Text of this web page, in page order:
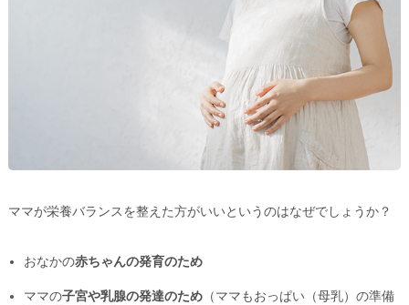
ママが栄養バランスを整えた方がいいというのはなぜでしょうか？
おなかの赤ちゃんの発育のため
ママの子宮や乳腺の発達のため （ママもおっぱい（母乳）の準備